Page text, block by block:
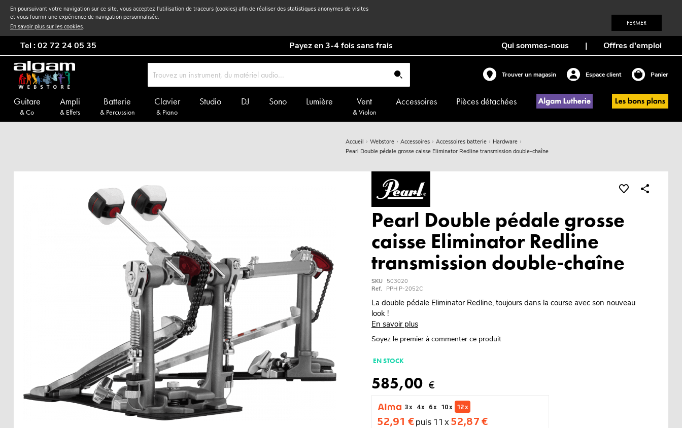
En poursuivant votre navigation sur ce site, vous acceptez l'utilisation de traceurs (cookies) afin de réaliser des statistiques anonymes de visites
et vous fournir une expérience de navigation personnalisée.
En savoir plus sur les cookies. FERMER
Tel : 02 72 24 05 35 Payez en 3-4 fois sans frais Qui sommes-nous | Offres d'emploi
Trouver un magasin Espace client Panier
Guitare
& Co
Ampli
& Effets
Batterie
& Percussion
Clavier
& Piano
Studio DJ Sono Lumière Vent
& Violon
Accessoires Pièces détachées
Accueil Webstore Accessoires Accessoires batterie
Hardware
Pearl Double pédale grosse caisse Eliminator Redline transmission double-chaîne
Pearl Double pédale grosse
caisse Eliminator Redline
transmission double-chaîne
SKU 503020
Ref.
PPH P-2052C
La double pédale Eliminator Redline, toujours dans la course avec son nouveau
look !
En savoir plus
Soyez le premier à commenter ce produit
EN STOCK
585,00 €
3 x 4 x 6 x 10 x 12 x
52,91 €puis 11 x 52,87 €